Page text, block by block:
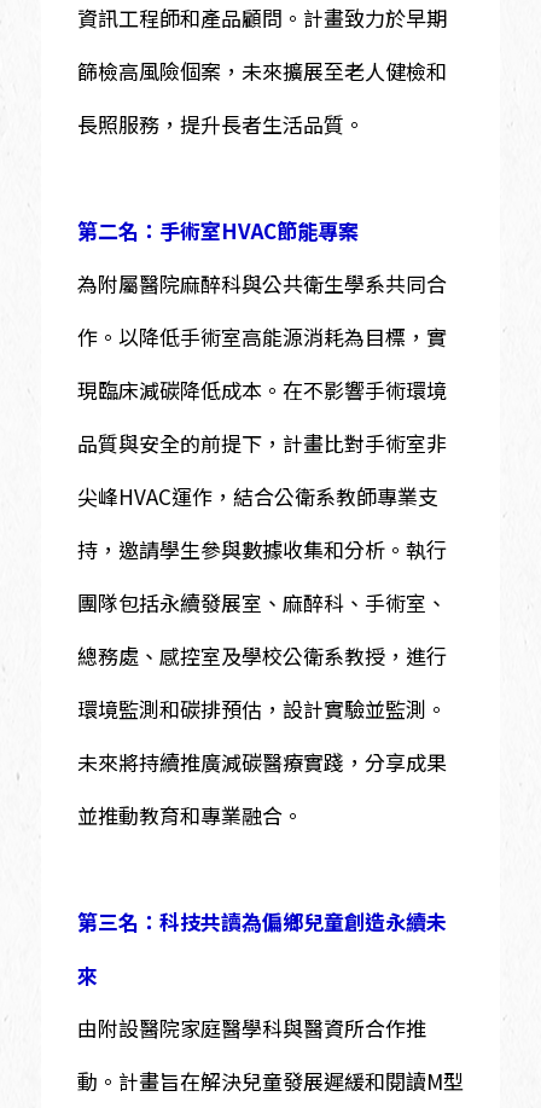
資訊工程師和產品顧問。計畫致力於早期
篩檢高風險個案，未來擴展至老人健檢和
長照服務，提升長者生活品質。
第二名：手術室HVAC節能專案
為附屬醫院麻醉科與公共衛生學系共同合
作。以降低手術室高能源消耗為目標，實
現臨床減碳降低成本。在不影響手術環境
品質與安全的前提下，計畫比對手術室非
尖峰HVAC運作，結合公衛系教師專業支
持，邀請學生參與數據收集和分析。執行
團隊包括永續發展室、麻醉科、手術室、
總務處、感控室及學校公衛系教授，進行
環境監測和碳排預估，設計實驗並監測。
未來將持續推廣減碳醫療實踐，分享成果
並推動教育和專業融合。
第三名：科技共讀為偏鄉兒童創造永續未
來
由附設醫院家庭醫學科與醫資所合作推
動。計畫旨在解決兒童發展遲緩和閱讀M型